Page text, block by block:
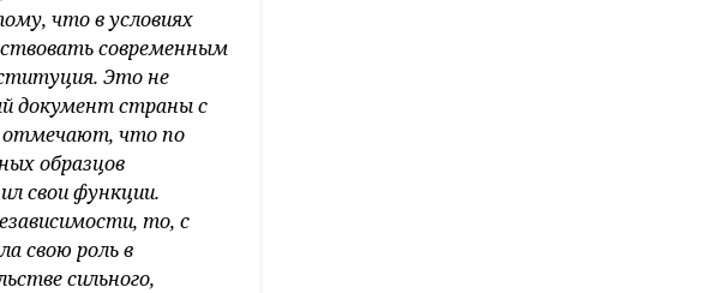
что в условиях
современным
Это не
документ страны с
отмечают, что по
образцов
свои функции.
то, с
свою роль в
сильного,